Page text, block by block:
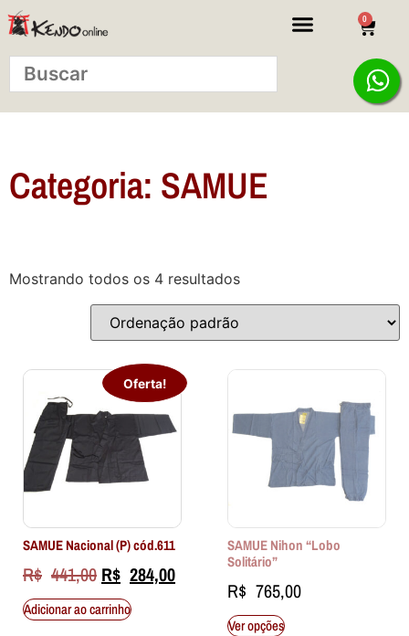
0
Categoria: SAMUE
Mostrando todos os 4 resultados
Oferta!
SAMUE Nacional (P) cód.611
R$ 441,00 R$ 284,00
Adicionar ao carrinho
SAMUE Nihon “Lobo
Solitário”
R$ 765,00
Ver opções